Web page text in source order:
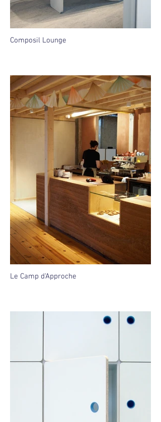
Composil Lounge
Le Camp d'Approche